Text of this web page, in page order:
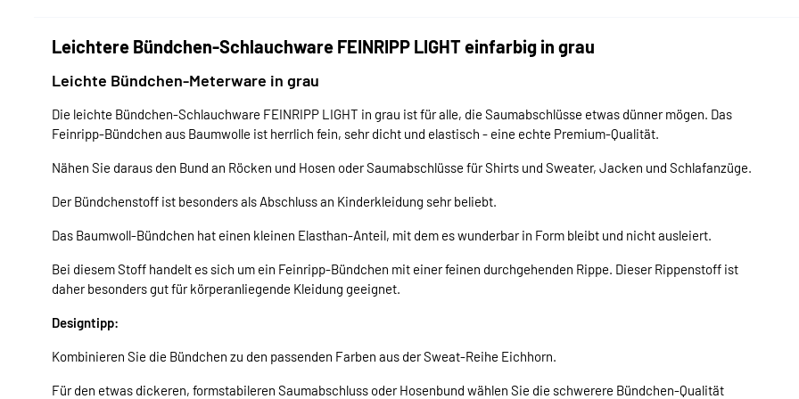
Leichtere Bündchen-Schlauchware FEINRIPP LIGHT einfarbig in grau
Leichte Bündchen-Meterware in grau
Die leichte Bündchen-Schlauchware FEINRIPP LIGHT in grau ist für alle, die Saumabschlüsse etwas dünner mögen. Das
Feinripp-Bündchen aus Baumwolle ist herrlich fein, sehr dicht und elastisch - eine echte Premium-Qualität.
Nähen Sie daraus den Bund an Röcken und Hosen oder Saumabschlüsse für Shirts und Sweater, Jacken und Schlafanzüge.
Der Bündchenstoff ist besonders als Abschluss an Kinderkleidung sehr beliebt.
Das Baumwoll-Bündchen hat einen kleinen Elasthan-Anteil, mit dem es wunderbar in Form bleibt und nicht ausleiert.
Bei diesem Stoff handelt es sich um ein Feinripp-Bündchen mit einer feinen durchgehenden Rippe. Dieser Rippenstoff ist
daher besonders gut für körperanliegende Kleidung geeignet.
Designtipp:
Kombinieren Sie die Bündchen zu den passenden Farben aus der Sweat-Reihe Eichhorn.
Für den etwas dickeren, formstabileren Saumabschluss oder Hosenbund wählen Sie die schwerere Bündchen-Qualität